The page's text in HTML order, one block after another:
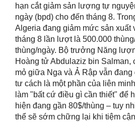
hạn cắt giảm sản lượng tự
ngày (bpd) cho đến tháng 8.
Algeria đang giảm mức sản xuất
tháng 8 lần lượt là 500.000
thùng/ngày. Bộ trưởng Năng
Hoàng tử Abdulaziz bin Salman,
mỏ giữa Nga và Ả Rập vẫn
tư cách là một phần của liên
làm "bất cứ điều gì cần thiết" để
hiện đang gần 80$/thùng – tuy
thể sẽ sớm chững lại khi tiệm